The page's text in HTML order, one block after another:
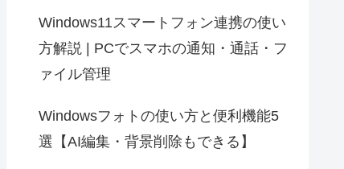
Windows11スマートフォン連携の使い
方解説 | PCでスマホの通知・通話・フ
ァイル管理
Windowsフォトの使い方と便利機能5
選【AI編集・背景削除もできる】